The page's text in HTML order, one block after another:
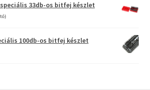
speciális 33db-os bitfej készlet
100db-os bitfej készlet